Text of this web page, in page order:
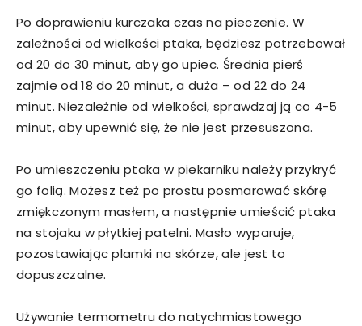
Po doprawieniu kurczaka czas na pieczenie. W
zależności od wielkości ptaka, będziesz potrzebował
od 20 do 30 minut, aby go upiec. Średnia pierś
zajmie od 18 do 20 minut, a duża – od 22 do 24
minut. Niezależnie od wielkości, sprawdzaj ją co 4-5
minut, aby upewnić się, że nie jest przesuszona.
Po umieszczeniu ptaka w piekarniku należy przykryć
go folią. Możesz też po prostu posmarować skórę
zmiękczonym masłem, a następnie umieścić ptaka
na stojaku w płytkiej patelni. Masło wyparuje,
pozostawiając plamki na skórze, ale jest to
dopuszczalne.
Używanie termometru do natychmiastowego